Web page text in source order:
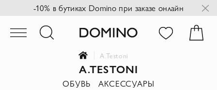
-10% в бутиках Domino при заказе онлайн
A.Testoni
A.TESTONI
ОБУВЬ АКСЕССУАРЫ